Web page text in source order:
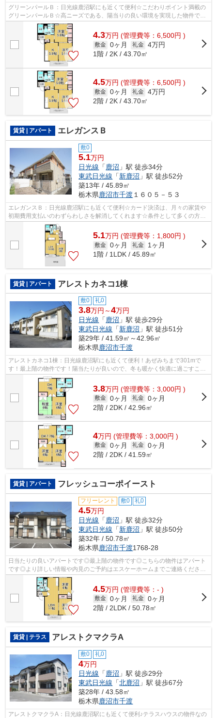
グリーンパールＢ：日光線鹿沼駅にも近くて便利☆こだわりポイント満載の
グリーンパールＢ☆高ニーズである、陽当りの良い環境を実現した物件です
☆クレジットカードで初期費用がお支払い...
4.3万円 (管理費等：6,500円 )
敷金 0ヶ月 礼金 4万円
1階 / 2K / 43.70㎡
4.5万円 (管理費等：6,500円 )
敷金 0ヶ月 礼金 4万円
2階 / 2K / 43.70㎡
賃貸 | アパート エレガンスＢ
敷0
5.1万円
日光線 「 鹿沼 」駅 徒歩34分
東武日光線 「新鹿沼 」駅 徒歩52分
築13年 / 45.89㎡
栃木県鹿沼市千渡 １６０５－５３
エレガンスＢ：日光線鹿沼駅にも近くて便利☆カード決済は、月々の家賃や
初期費用支払いのわずらわしさを解消してくれます☆条件として多くの方が
こだわる、陽当りも良好な物件です☆こち...
5.1万円 (管理費等：1,800円 )
敷金 0ヶ月 礼金
1ヶ月
1階 / 1LDK / 45.89㎡
賃貸 | アパート アレストカネコ1棟
敷0 礼0
3.8万円～4万円
日光線 「鹿沼 」駅 徒歩29分
東武日光線 「新鹿沼 」駅 徒歩51分
築29年 / 41.59㎡～42.96㎡
栃木県鹿沼市千渡
アレストカネコ1棟：日光線鹿沼駅にも近くて便利！あぜみちまで301mで
す！最上階の物件です！陽当たりが良いので、冬も暖かく快適に過ごすこと
ができます！エスケーホームへのご連絡は...
3.8万円 (管理費等：3,000円 )
敷金 0ヶ月 礼金 0ヶ月
2階 / 2DK / 42.96㎡
4万円 (管理費等：3,000円 )
敷金 0ヶ月 礼金 0ヶ月
2階 / 2DK / 41.59㎡
賃貸 | アパート フレッシュコーポイースト
フリーレント 敷0 礼0
4.5万円
日光線 「鹿沼 」駅 徒歩32分
東武日光線 「新鹿沼 」駅 徒歩50分
築32年 / 50.78㎡
栃木県鹿沼市千渡1768-28
日当たりの良いアパートです◎最上階の物件です◎こちらの物件はアパート
です◎より詳しい情報や内見のご予約はエスケーホームまでご連絡ください
◎鹿沼市を中心に不動産情報を数多くご紹...
4.5万円 (管理費等：- )
敷金 0ヶ月 礼金 0ヶ月
2階 / 2LDK / 50.78㎡
賃貸 | テラス アレストクマクラA
敷0 礼0
4万円
日光線 「 鹿沼 」駅 徒歩29分
東武日光線 「北鹿沼 」駅 徒歩67分
築28年 / 43.58㎡
栃木県鹿沼市千渡
アレストクマクラA：日光線鹿沼駅にも近くて便利♪テラスハウスの物件なの